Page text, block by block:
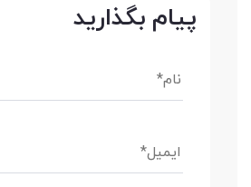
پیام بگذارید